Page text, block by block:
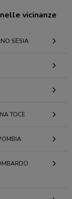
vicinanze
SESIA
TOCE